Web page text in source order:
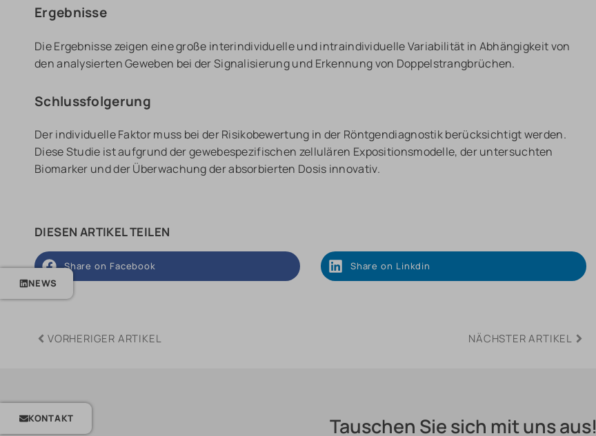
NEWS
KONTAKT
Ergebnisse
Die Ergebnisse zeigen eine große interindividuelle und intraindividuelle Variabilität in Abhängigkeit von
den analysierten Geweben bei der Signalisierung und Erkennung von Doppelstrangbrüchen.
Schlussfolgerung
Der individuelle Faktor muss bei der Risikobewertung in der Röntgendiagnostik berücksichtigt werden.
Diese Studie ist aufgrund der gewebespezifischen zellulären Expositionsmodelle, der untersuchten
Biomarker und der Überwachung der absorbierten Dosis innovativ.
DIESEN ARTIKEL TEILEN
Share on Facebook Share on Linkdin
VORHERIGER ARTIKEL NÄCHSTER ARTIKEL
Tauschen Sie sich mit uns aus!